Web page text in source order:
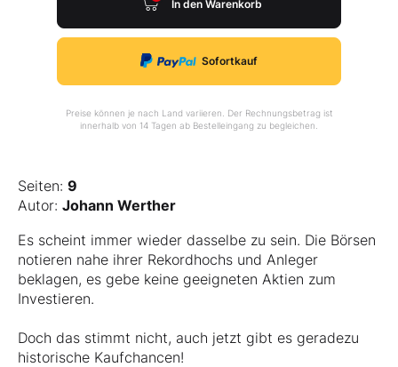
In den Warenkorb
Sofortkauf
Preise können je nach Land variieren. Der Rechnungsbetrag ist
innerhalb von 14 Tagen ab Bestelleingang zu begleichen.
Seiten: 9
Autor: Johann Werther
Es scheint immer wieder dasselbe zu sein. Die Börsen
notieren nahe ihrer Rekordhochs und Anleger
beklagen, es gebe keine geeigneten Aktien zum
Investieren.
Doch das stimmt nicht, auch jetzt gibt es geradezu
historische Kaufchancen!